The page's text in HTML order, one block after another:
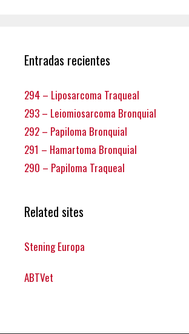
Entradas recientes
294 – Liposarcoma Traqueal
293 – Leiomiosarcoma Bronquial
292 – Papiloma Bronquial
291 – Hamartoma Bronquial
290 – Papiloma Traqueal
Related sites
Stening Europa
ABTVet